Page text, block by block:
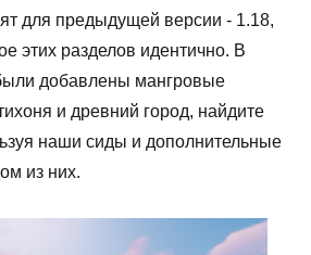
для предыдущей версии - 1.18,
этих разделов идентично. В
добавлены мангровые
и древний город, найдите
наши сиды и дополнительные
из них.